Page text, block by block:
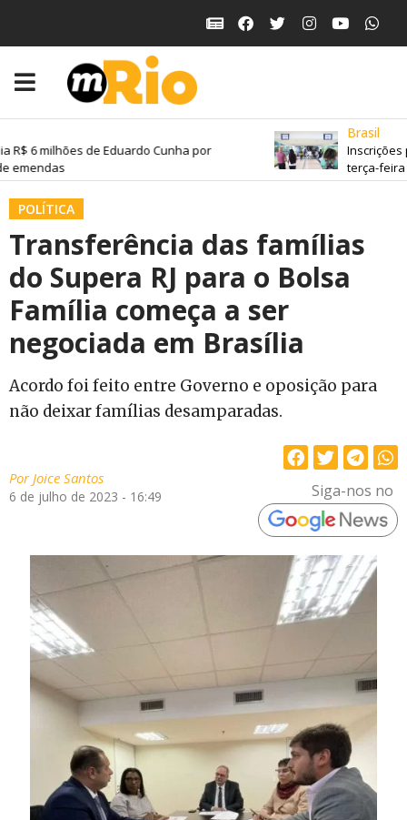
R$ 6 milhões de Eduardo Cunha por
emendas
Brasil
Inscrições
terça-feira
POLÍTICA
Transferência das famílias
do Supera RJ para o Bolsa
Família começa a ser
negociada em Brasília
Acordo foi feito entre Governo e oposição para
não deixar famílias desamparadas.
PorJoice Santos
6 de julho de 2023 - 16:49 Siga-nos no